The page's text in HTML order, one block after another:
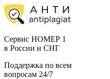
Cервис НОМЕР 1
в России и СНГ
Поддержка по всем
вопросам 24/7